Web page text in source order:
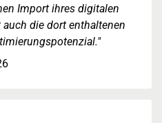
Import ihres digitalen
die dort enthaltenen